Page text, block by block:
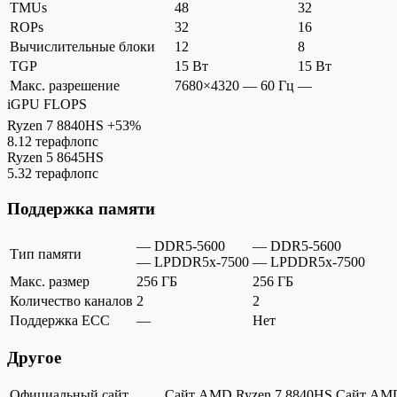
TMUs
48
32
ROPs
32
16
Вычислительные блоки
12
8
TGP
15 Вт
15 Вт
Макс. разрешение
7680×4320 — 60 Гц —
iGPU FLOPS
Ryzen 7 8840HS +53%
8.12 терафлопс
Ryzen 5 8645HS
5.32 терафлопс
Поддержка памяти
Тип памяти
— DDR5-5600
— LPDDR5x-7500
— DDR5-5600
— LPDDR5x-7500
Макс. размер
256 ГБ
256 ГБ
Количество каналов 2
2
Поддержка ECC
— Нет
Другое